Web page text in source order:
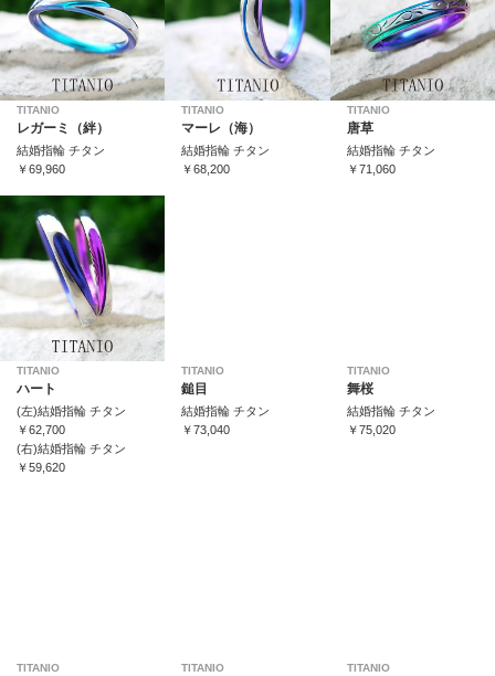
TITANIO
レガーミ（絆）
結婚指輪 チタン
￥69,960
TITANIO
マーレ（海）
結婚指輪 チタン
￥68,200
TITANIO
唐草
結婚指輪 チタン
￥71,060
TITANIO
ハート
(左)結婚指輪 チタン
￥62,700
(右)結婚指輪 チタン
￥59,620
TITANIO
鎚目
結婚指輪 チタン
￥73,040
TITANIO
舞桜
結婚指輪 チタン
￥75,020
TITANIO TITANIO TITANIO